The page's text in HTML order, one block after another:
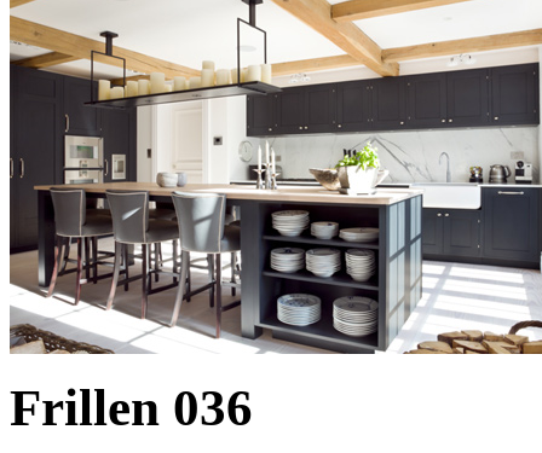
Frillen 036